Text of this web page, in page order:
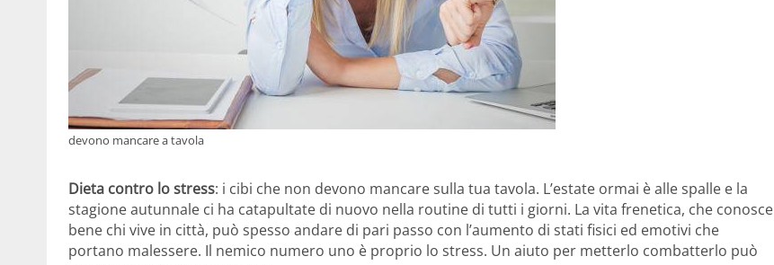
devono mancare a tavola
Dieta contro lo stress: i cibi che non devono mancare sulla tua tavola. L’estate ormai è alle spalle e la
stagione autunnale ci ha catapultate di nuovo nella routine di tutti i giorni. La vita frenetica, che conosce
bene chi vive in città, può spesso andare di pari passo con l’aumento di stati fisici ed emotivi che
portano malessere. Il nemico numero uno è proprio lo stress. Un aiuto per metterlo combatterlo può